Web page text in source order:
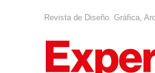
Revista de Diseño. Gráfica,